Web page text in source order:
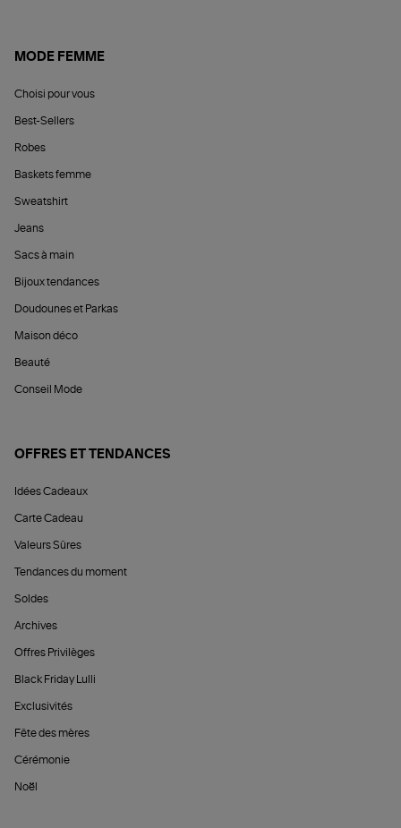
MODE FEMME
Choisi pour vous
Best-Sellers
Robes
Baskets femme
Sweatshirt
Jeans
Sacs à main
Bijoux tendances
Doudounes et Parkas
Maison déco
Beauté
Conseil Mode
OFFRES ET TENDANCES
Idées Cadeaux
Carte Cadeau
Valeurs Sûres
Tendances du moment
Soldes
Archives
Offres Privilèges
Black Friday Lulli
Exclusivités
Fête des mères
Cérémonie
Noël